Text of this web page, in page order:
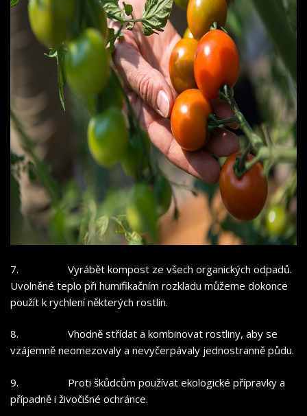
7.
Vyrábět kompost ze všech organických odpadů.
Uvolněné teplo při humifikačním rozkladu můžeme dokonce
použít k rychlení některých rostlin.
8.
Vhodně střídat a kombinovat rostliny, aby se
vzájemně neomezovaly a nevyčerpávaly jednostranně půdu.
9.
Proti škůdcům používat ekologické přípravky a
případně i živočišné ochránce.